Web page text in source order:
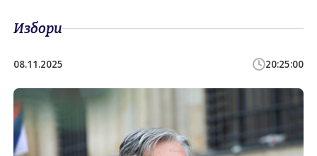
Избори
08.11.2025 20:25:00